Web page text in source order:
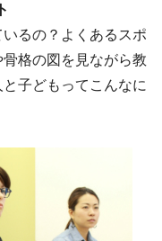
るの？よくあるスポ
格の図を見ながら教
子どもってこんなに